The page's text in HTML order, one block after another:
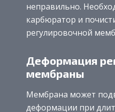
неправильно.
карбюратор и
регулировочной
Деформация
мембраны
Мембрана может
деформации при